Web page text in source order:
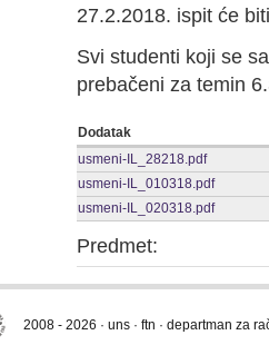
27.2.2018. ispit će
Svi studenti koji se
prebačeni za temin
Dodatak
usmeni-IL_28218.pdf
usmeni-IL_010318.pdf
usmeni-IL_020318.pdf
Predmet:
2008 - 2026 · uns · ftn · departman za